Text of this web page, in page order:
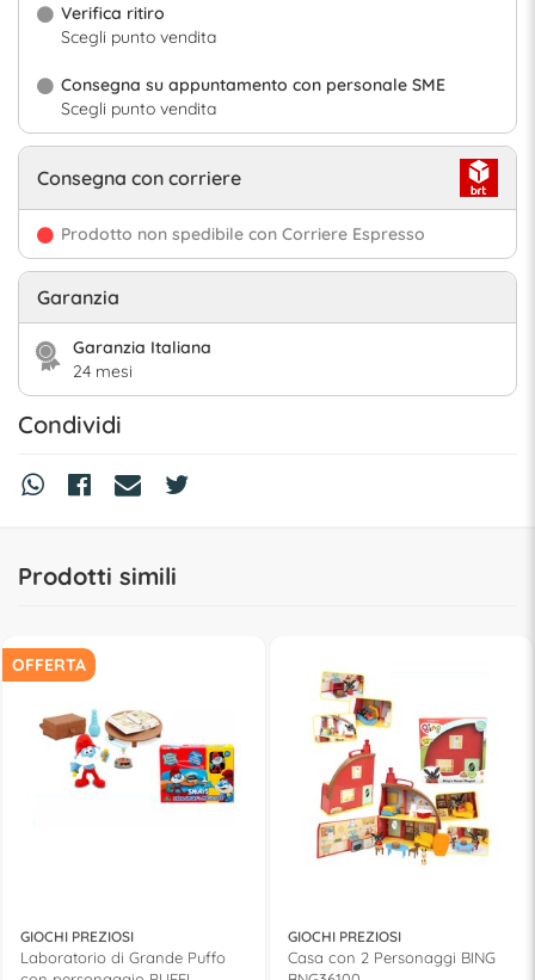
Verifica ritiro
Scegli punto vendita
Consegna su appuntamento con personale SME
Scegli punto vendita
Consegna con corriere
Prodotto non spedibile con Corriere Espresso
Garanzia
Garanzia Italiana
24 mesi
Condividi
Prodotti simili
OFFERTA
GIOCHI PREZIOSI
Laboratorio di Grande Puffo
GIOCHI PREZIOSI
Casa con 2 Personaggi BING